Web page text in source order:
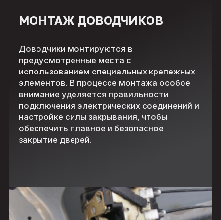
МОНТАЖ ДОВОДЧИКОВ
Доводчики монтируются в
предусмотренные места с
использованием специальных крепежных
элементов. В процессе монтажа особое
внимание уделяется правильности
подключения электрических соединений и
настройке силы закрывания, чтобы
обеспечить плавное и безопасное
закрытие дверей.